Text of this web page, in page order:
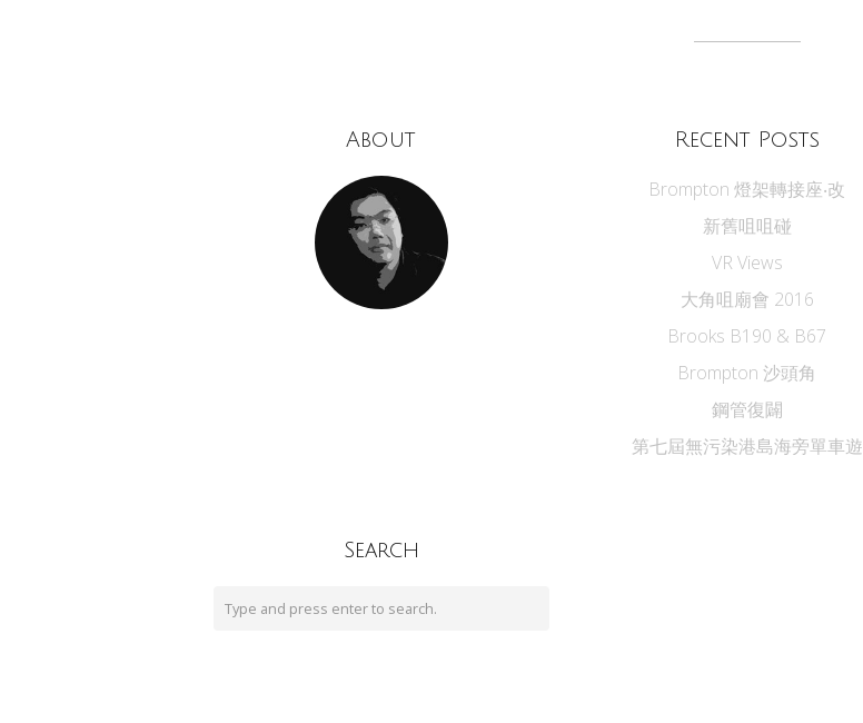
About Recent Posts
Brompton 燈架轉接座‧改
新舊咀咀碰
VR Views
大角咀廟會 2016
Brooks B190 & B67
Brompton 沙頭角
鋼管復闢
第七屆無污染港島海旁單車遊
Search